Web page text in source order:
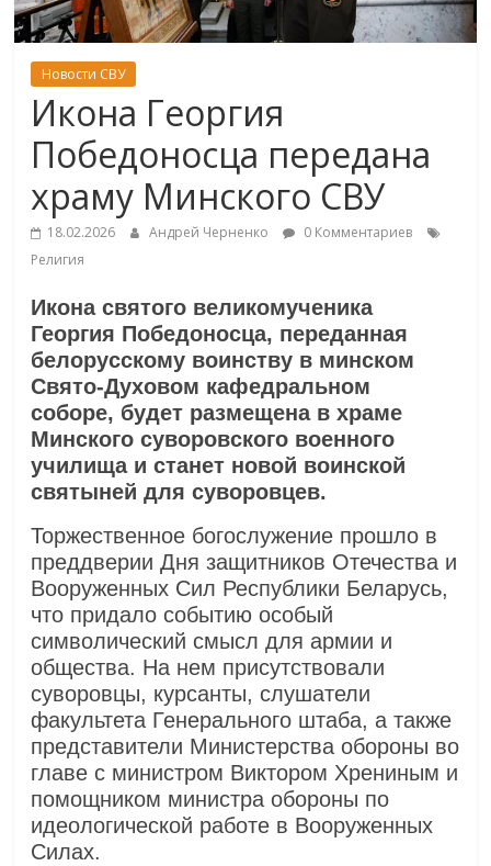
Новости СВУ
Икона Георгия
Победоносца передана
храму Минского СВУ
18.02.2026 Андрей Черненко
0 Комментариев
Религия
Икона святого великомученика
Георгия Победоносца, переданная
белорусскому воинству в минском
Свято‑Духовом кафедральном
соборе, будет размещена в храме
Минского суворовского военного
училища и станет новой воинской
святыней для суворовцев.
Торжественное богослужение прошло в
преддверии Дня защитников Отечества и
Вооруженных Сил Республики Беларусь,
что придало событию особый
символический смысл для армии и
общества. На нем присутствовали
суворовцы, курсанты, слушатели
факультета Генерального штаба, а также
представители Министерства обороны во
главе с министром Виктором Хрениным и
помощником министра обороны по
идеологической работе в Вооруженных
Силах.